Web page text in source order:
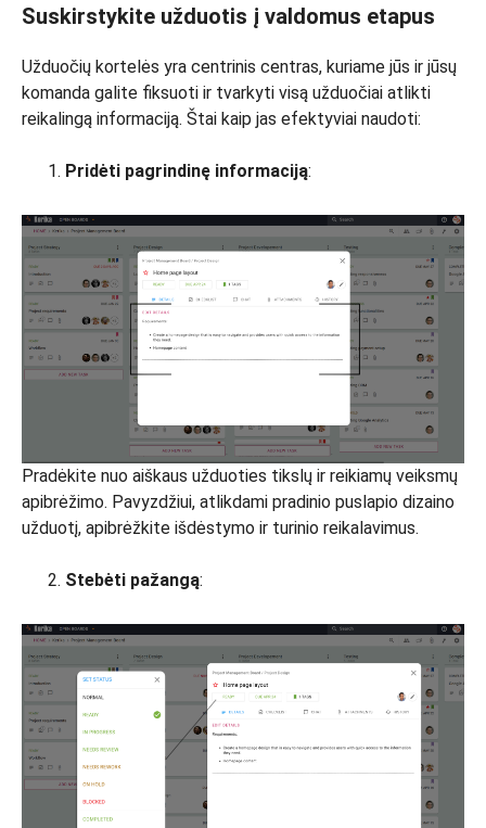
Suskirstykite užduotis į valdomus etapus
Užduočių kortelės yra centrinis centras, kuriame jūs ir jūsų
komanda galite fiksuoti ir tvarkyti visą užduočiai atlikti
reikalingą informaciją. Štai kaip jas efektyviai naudoti:
Pridėti pagrindinę informaciją:
Pradėkite nuo aiškaus užduoties tikslų ir reikiamų veiksmų
apibrėžimo. Pavyzdžiui, atlikdami pradinio puslapio dizaino
užduotį, apibrėžkite išdėstymo ir turinio reikalavimus.
Stebėti pažangą: